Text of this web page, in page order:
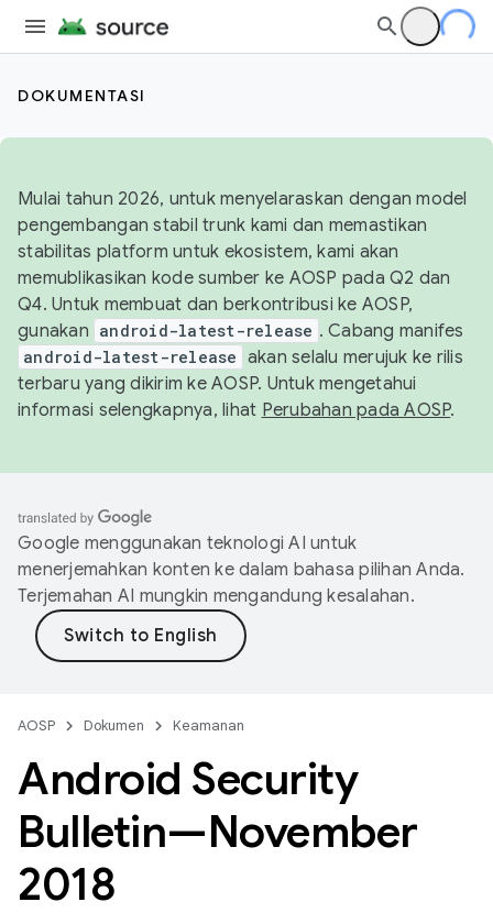
DOKUMENTASI
Mulai tahun 2026, untuk menyelaraskan dengan model
pengembangan stabil trunk kami dan memastikan
stabilitas platform untuk ekosistem, kami akan
memublikasikan kode sumber ke AOSP pada Q2 dan
Q4. Untuk membuat dan berkontribusi ke AOSP,
gunakan android-latest-release . Cabang manifes
android-latest-release akan selalu merujuk ke rilis
terbaru yang dikirim ke AOSP. Untuk mengetahui
informasi selengkapnya, lihat Perubahan pada AOSP.
Google menggunakan teknologi AI untuk
menerjemahkan konten ke dalam bahasa pilihan Anda.
Terjemahan AI mungkin mengandung kesalahan.
AOSP Dokumen Keamanan
Android Security
Bulletin—November
2018